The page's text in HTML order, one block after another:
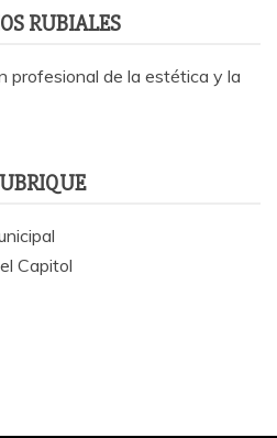
RUBIALES
profesional de la estética y la
Capitol